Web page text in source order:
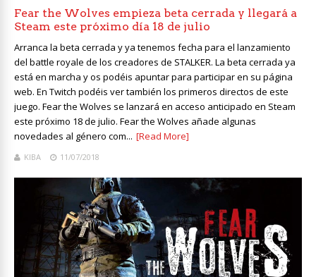
Fear the Wolves empieza beta cerrada y llegará a
Steam este próximo día 18 de julio
Arranca la beta cerrada y ya tenemos fecha para el lanzamiento
del battle royale de los creadores de STALKER. La beta cerrada ya
está en marcha y os podéis apuntar para participar en su página
web. En Twitch podéis ver también los primeros directos de este
juego. Fear the Wolves se lanzará en acceso anticipado en Steam
este próximo 18 de julio. Fear the Wolves añade algunas
novedades al género com... [Read More]
KIBA 11/07/2018